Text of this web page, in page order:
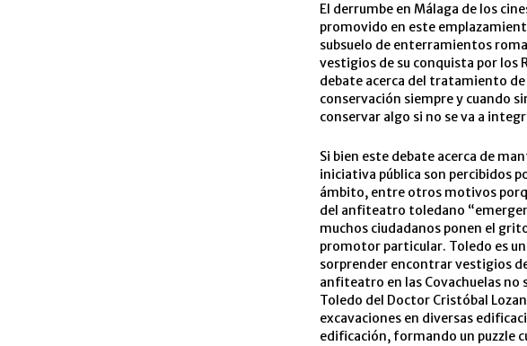
El derrumbe en Málaga de los
promovido en este
subsuelo de enterramientos
vestigios de su conquista por los
debate acerca del tratamiento
conservación siempre y cuando
conservar algo si no se va a
Si bien este debate acerca de
iniciativa pública son percibidos
ámbito, entre otros motivos
del anfiteatro toledano
muchos ciudadanos ponen el
promotor particular. Toledo es
sorprender encontrar vestigios
anfiteatro en las Covachuelas no
Toledo del Doctor Cristóbal
excavaciones en diversas
edificación, formando un puzzle